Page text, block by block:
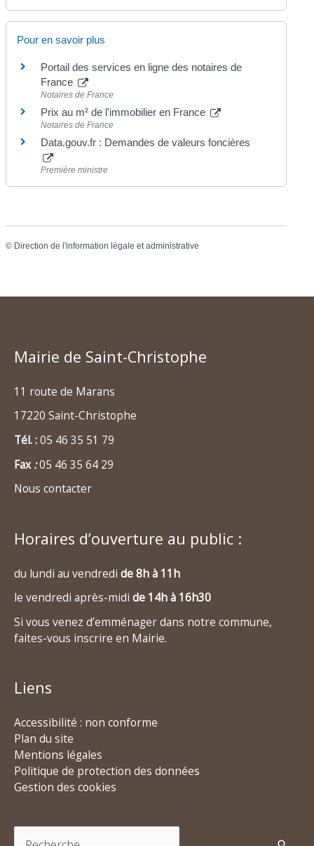
Pour en savoir plus
Portail des services en ligne des notaires de
France
Notaires de France
Prix au m² de l'immobilier en France
Notaires de France
Data.gouv.fr : Demandes de valeurs foncières
Première ministre
© Direction de l'information légale et administrative
Mairie de Saint-Christophe
11 route de Marans
17220 Saint-Christophe
Tél. :05 46 35 51 79
Fax:05 46 35 64 29
Nous contacter
Horaires d’ouverture au public :
du lundi au vendredi de 8h à 11h
le vendredi après-midi de 14h à 16h30
Si vous venez d’emménager dans notre commune,
faites-vous inscrire en Mairie.
Liens
Accessibilité : non conforme
Plan du site
Mentions légales
Politique de protection des données
Gestion des cookies